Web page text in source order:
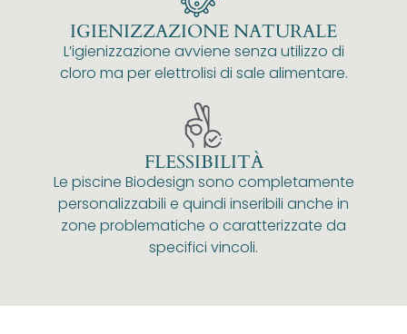
IGIENIZZAZIONE NATURALE
L’igienizzazione avviene senza utilizzo di
cloro ma per elettrolisi di sale alimentare.
FLESSIBILITÀ
Le piscine Biodesign sono completamente
personalizzabili e quindi inseribili anche in
zone problematiche o caratterizzate da
specifici vincoli.